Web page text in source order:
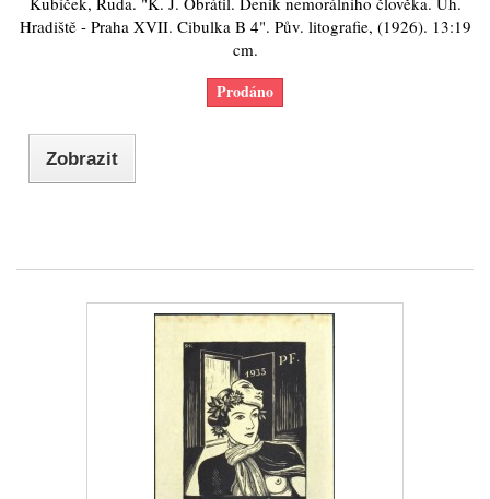
Hradiště - Praha XVII. Cibulka B 4". Pův. litografie, (1926). 13:19
cm.
Prodáno
Zobrazit